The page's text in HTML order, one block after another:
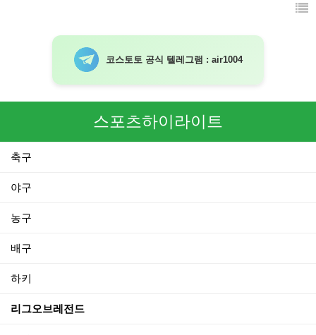
코스토토 공식 텔레그램 : air1004
스포츠하이라이트
축구
야구
농구
배구
하키
리그오브레전드